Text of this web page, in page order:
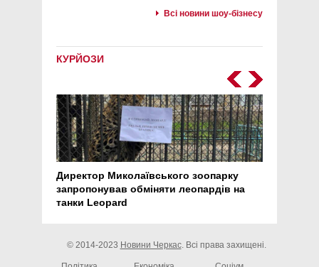
Всі новини шоу-бізнесу
КУРЙОЗИ
Директор Миколаївського зоопарку
запропонував обміняти леопардів на
танки Leopard
© 2014-2023 Новини Черкас. Всі права захищені.